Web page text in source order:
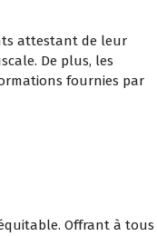
attestant de leur
De plus, les
fournies par
Offrant à tous